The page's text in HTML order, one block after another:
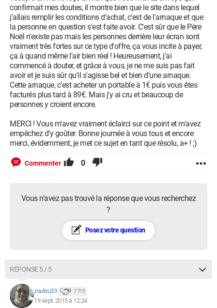
confirmait mes doutes, il montre bien que le site dans lequel
j'allais remplir les conditions d'achat, c'est de l'arnaque et que
la personne en question s'est faite avoir. C'est sûr que le Père
Noël n'existe pas mais les personnes derrière leur écran sont
vraiment très fortes sur ce type d'offre, ça vous incite à payer,
ça à quand même l'air bien réel ! Heureusement, j'ai
commencé à douter, et grâce à vous, je ne me suis pas fait
avoir et je suis sûr qu'il s'agisse bel et bien d'une arnaque.
Cette arnaque, c'est acheter un portable à 1€ puis vous êtes
facturés plus tard à 89€. Mais j'y ai cru et beaucoup de
personnes y croient encore.
MERCI ! Vous m'avez vraiment éclairci sur ce point et m'avez
empêchez d'y goûter. Bonne journée à vous tous et encore
merci, évidemment, je met ce sujet en tant que résolu, a+ ! ;)
Commenter 0
Vous n’avez pas trouvé la réponse que vous recherchez
?
Posez votre question
RÉPONSE 5 / 5
zoulou33 7 715
19 sept. 2015 à 12:24